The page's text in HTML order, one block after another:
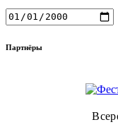
Партнёры